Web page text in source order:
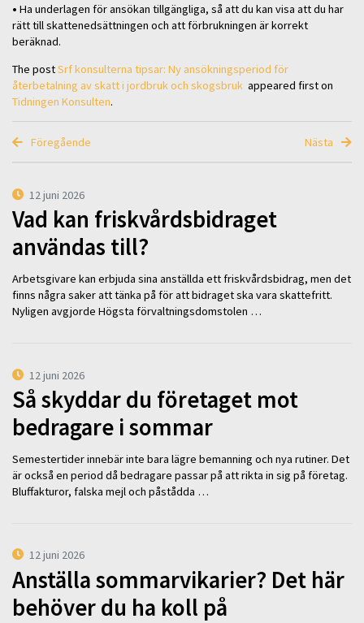
• Ha underlagen för ansökan tillgängliga, så att du kan visa att du har
rätt till skattenedsättningen och att förbrukningen är korrekt
beräknad.
The postSrf konsulterna tipsar: Ny ansökningsperiod för
återbetalning av skatt i jordbruk och skogsbruk appeared first on
Tidningen Konsulten.
Föregående Nästa
12 juni 2026
Vad kan friskvårdsbidraget
användas till?
Arbetsgivare kan erbjuda sina anställda ett friskvårdsbidrag, men det
finns några saker att tänka på för att bidraget ska vara skattefritt.
Nyligen avgjorde Högsta förvaltningsdomstolen …
12 juni 2026
Så skyddar du företaget mot
bedragare i sommar
Semestertider innebär inte bara lägre bemanning och nya rutiner. Det
är också en period då bedragare passar på att rikta in sig på företag.
Bluffakturor, falska mejl och påstådda …
12 juni 2026
Anställa sommarvikarier? Det här
behöver du ha koll på